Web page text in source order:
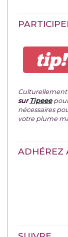
tip!
Culturellement
surTipeee
nécessaires
votre plume
ADHÉREZ